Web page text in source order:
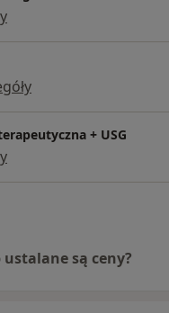
+ USG
są ceny?